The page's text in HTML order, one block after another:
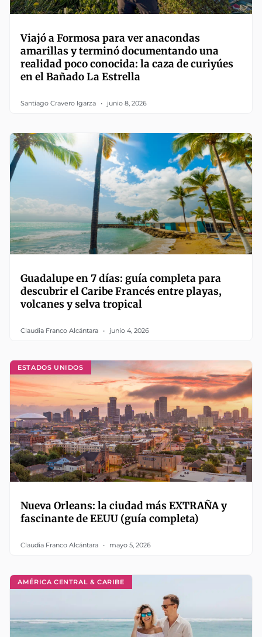
Viajó a Formosa para ver anacondas
amarillas y terminó documentando una
realidad poco conocida: la caza de curiyúes
en el Bañado La Estrella
Santiago Cravero Igarza junio 8, 2026
Guadalupe en 7 días: guía completa para
descubrir el Caribe Francés entre playas,
volcanes y selva tropical
Claudia Franco Alcántara junio 4, 2026
ESTADOS UNIDOS
Nueva Orleans: la ciudad más EXTRAÑA y
fascinante de EEUU (guía completa)
Claudia Franco Alcántara mayo 5, 2026
AMÉRICA CENTRAL & CARIBE